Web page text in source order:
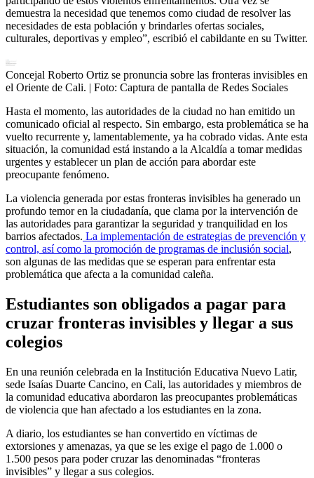
demuestra la necesidad que tenemos como ciudad de resolver las
necesidades de esta población y brindarles ofertas sociales,
culturales, deportivas y empleo”, escribió el cabildante en su Twitter.
Concejal Roberto Ortiz se pronuncia sobre las fronteras invisibles en
el Oriente de Cali. | Foto: Captura de pantalla de Redes Sociales
Hasta el momento, las autoridades de la ciudad no han emitido un
comunicado oficial al respecto. Sin embargo, esta problemática se ha
vuelto recurrente y, lamentablemente, ya ha cobrado vidas. Ante esta
situación, la comunidad está instando a la Alcaldía a tomar medidas
urgentes y establecer un plan de acción para abordar este
preocupante fenómeno.
La violencia generada por estas fronteras invisibles ha generado un
profundo temor en la ciudadanía, que clama por la intervención de
las autoridades para garantizar la seguridad y tranquilidad en los
barrios afectados. La implementación de estrategias de prevención y
control, así como la promoción de programas de inclusión social,
son algunas de las medidas que se esperan para enfrentar esta
problemática que afecta a la comunidad caleña.
Estudiantes son obligados a pagar para
cruzar fronteras invisibles y llegar a sus
colegios
En una reunión celebrada en la Institución Educativa Nuevo Latir,
sede Isaías Duarte Cancino, en Cali, las autoridades y miembros de
la comunidad educativa abordaron las preocupantes problemáticas
de violencia que han afectado a los estudiantes en la zona.
A diario, los estudiantes se han convertido en víctimas de
extorsiones y amenazas, ya que se les exige el pago de 1.000 o
1.500 pesos para poder cruzar las denominadas “fronteras
invisibles” y llegar a sus colegios.